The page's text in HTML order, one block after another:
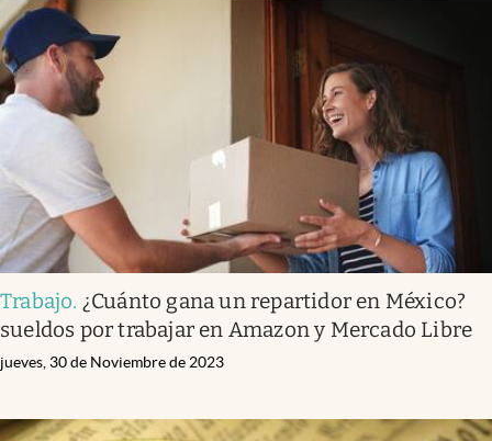
Trabajo. ¿Cuánto gana un repartidor en México?
sueldos por trabajar en Amazon y Mercado Libre
jueves, 30 de Noviembre de 2023